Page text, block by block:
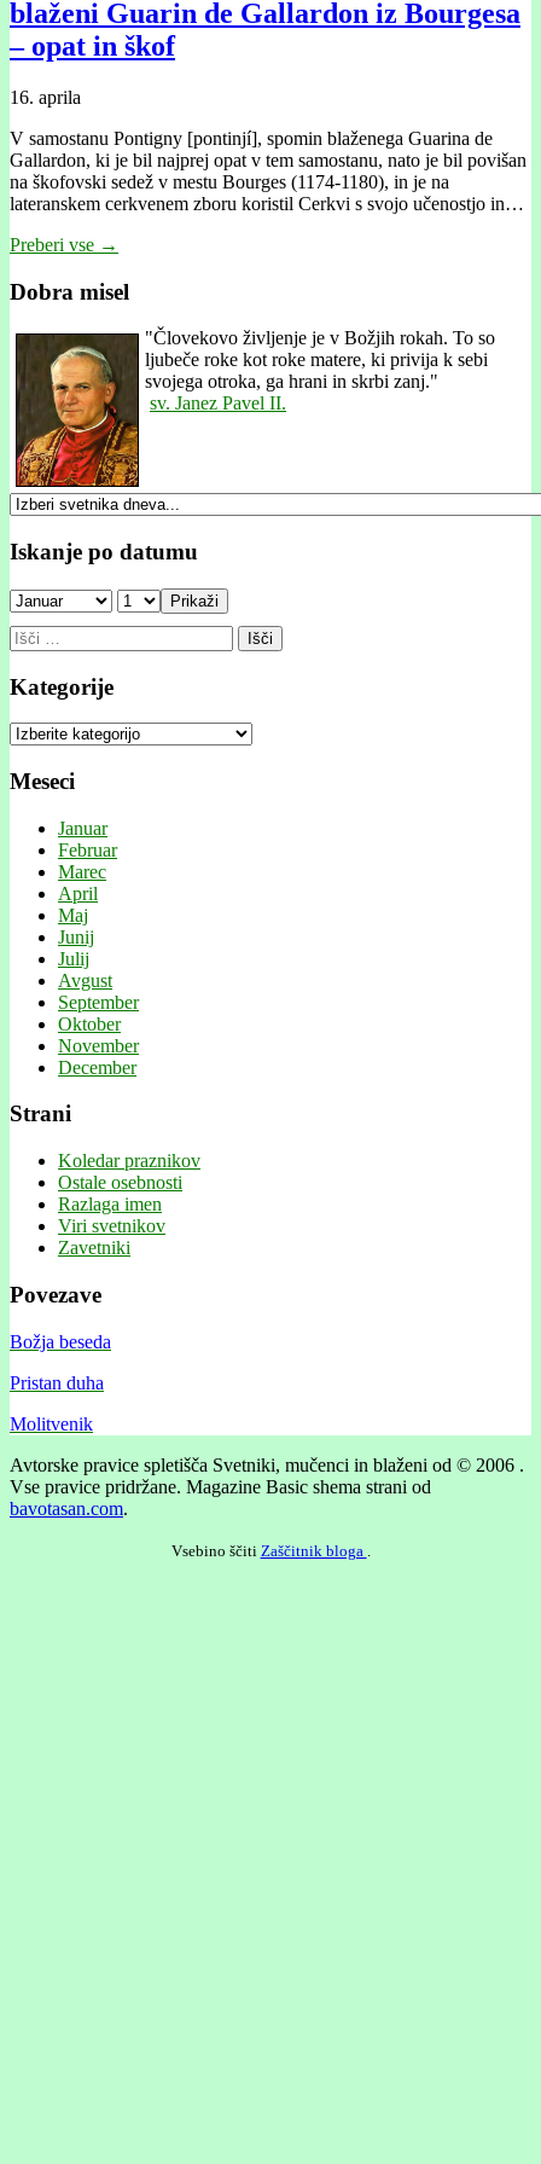
blaženi Guarin de Gallardon iz Bourgesa
– opat in škof
16. aprila
V samostanu Pontigny [pontinjí], spomin blaženega Guarina de
Gallardon, ki je bil najprej opat v tem samostanu, nato je bil povišan
na škofovski sedež v mestu Bourges (1174-1180), in je na
lateranskem cerkvenem zboru koristil Cerkvi s svojo učenostjo in…
Preberi vse →
Dobra misel
"Človekovo življenje je v Božjih rokah. To so
ljubeče roke kot roke matere, ki privija k sebi
svojega otroka, ga hrani in skrbi zanj."
sv. Janez Pavel II.
Iskanje po datumu
Prikaži
Išči:
Kategorije
Kategorije
Meseci
Januar
Februar
Marec
April
Maj
Junij
Julij
Avgust
September
Oktober
November
December
Strani
Koledar praznikov
Ostale osebnosti
Razlaga imen
Viri svetnikov
Zavetniki
Povezave
Božja beseda
Pristan duha
Molitvenik
Avtorske pravice spletišča Svetniki, mučenci in blaženi od © 2006 .
Vse pravice pridržane. Magazine Basic shema strani od
bavotasan.com.
Vsebino ščiti Zaščitnik bloga